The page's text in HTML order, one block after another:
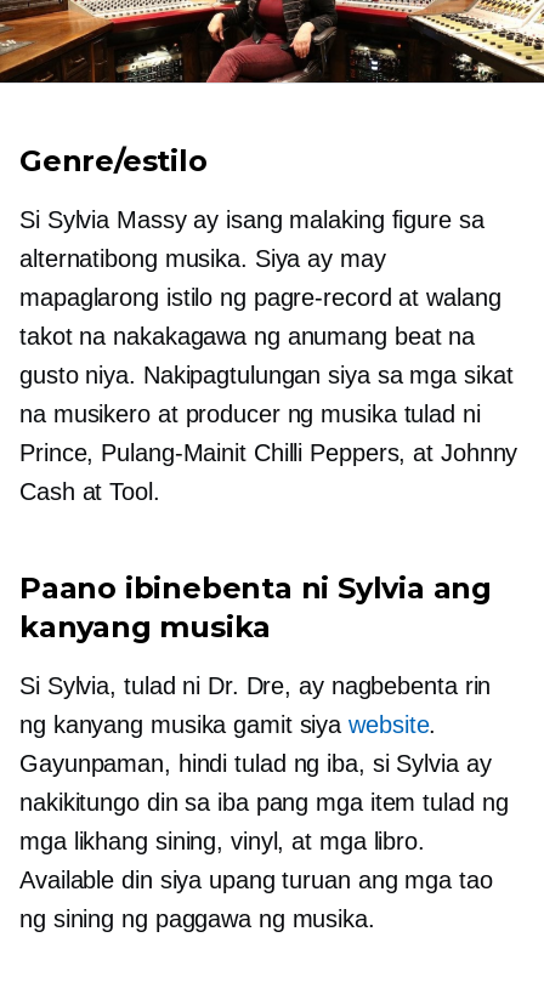
Genre/estilo
Si Sylvia Massy ay isang malaking figure sa
alternatibong musika. Siya ay may
mapaglarong istilo ng pagre-record at walang
takot na nakakagawa ng anumang beat na
gusto niya. Nakipagtulungan siya sa mga sikat
na musikero at producer ng musika tulad ni
Prince, Pulang-MainitChilli Peppers, at Johnny
Cash at Tool.
Paano ibinebenta ni Sylvia ang
kanyang musika
Si Sylvia, tulad ni Dr. Dre, ay nagbebenta rin
ng kanyang musika gamit siyawebsite.
Gayunpaman, hindi tulad ng iba, si Sylvia ay
nakikitungo din sa iba pang mga item tulad ng
mga likhang sining, vinyl, at mga libro.
Available din siya upang turuan ang mga tao
ng sining ng paggawa ng musika.